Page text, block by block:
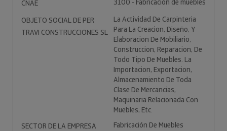
CNAE
3100 - Fabricación de muebles
OBJETO SOCIAL DE PER
TRAVI CONSTRUCCIONES SL
La Actividad De Carpinteria
Para La Creacion, Diseño, Y
Elaboracion De Mobiliario,
Construccion, Reparacion, De
Todo Tipo De Muebles. La
Importacion, Exportacion,
Almacenamiento De Toda
Clase De Mercancias,
Maquinaria Relacionada Con
Muebles, Etc.
SECTOR DE LA EMPRESA
Fabricación De Muebles